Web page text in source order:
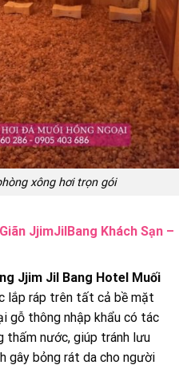
xông hơi trọn gói
JjimJilBang Khách Sạn –
Jjim Jil Bang Hotel Muối
lắp ráp trên tất cả bề mặt
gỗ thông nhập khẩu có tác
thấm nước, giúp tránh lưu
gây bỏng rát da cho người